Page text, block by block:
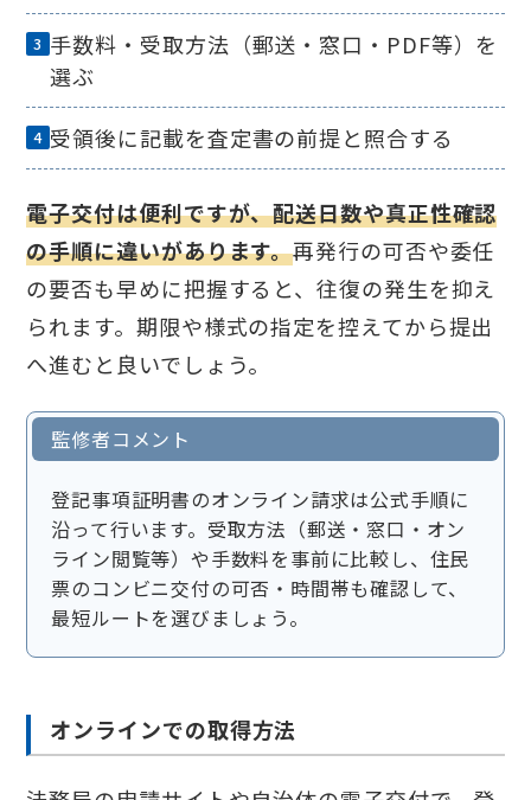
手数料・受取方法（郵送・窓口・PDF等）を
選ぶ
受領後に記載を査定書の前提と照合する
電子交付は便利ですが、配送日数や真正性確認
の手順に違いがあります。再発行の可否や委任
の要否も早めに把握すると、往復の発生を抑え
られます。期限や様式の指定を控えてから提出
へ進むと良いでしょう。
監修者コメント
登記事項証明書のオンライン請求は公式手順に
沿って行います。受取方法（郵送・窓口・オン
ライン閲覧等）や手数料を事前に比較し、住民
票のコンビニ交付の可否・時間帯も確認して、
最短ルートを選びましょう。
オンラインでの取得方法